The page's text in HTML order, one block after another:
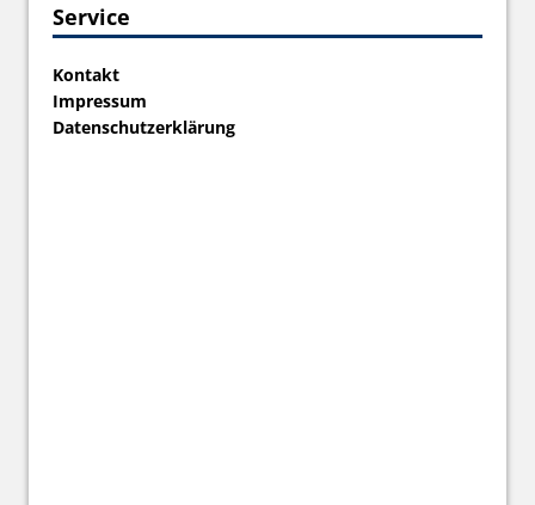
Service
Kontakt
Impressum
Datenschutzerklärung